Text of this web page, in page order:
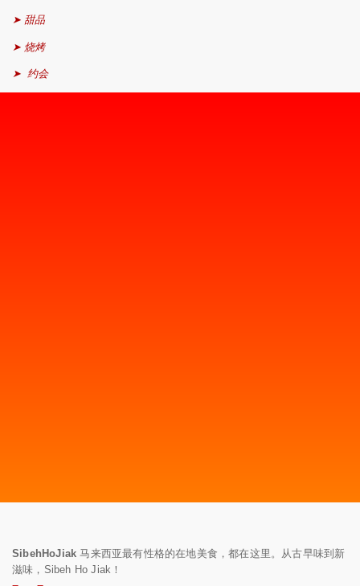
➤ 甜品
➤ 烧烤
➤ 约会
SibehHoJiak 马来西亚最有性格的在地美食，都在这里。从古早味到新
滋味，Sibeh Ho Jiak！